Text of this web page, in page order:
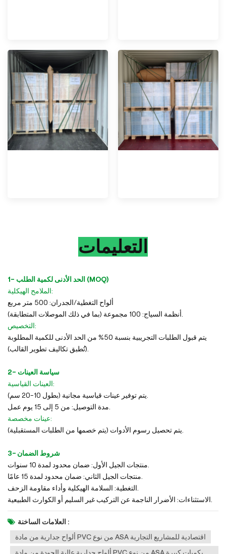
التعليمات
1- الحد الأدنى لكمية الطلب (MOQ)
الملامح الهيكلية:
ألواح التغطية/الجدران: 500 متر مربع
أنظمة السياج: 100 مجموعة (بما في ذلك الموصلات المتطابقة).
التخصيص:
يتم قبول الطلبات التجريبية بنسبة 50% من الحد الأدنى للكمية المطلوبة
(تُطبق تكاليف تطوير القالب).
2- سياسة العينات
العينات القياسية:
يتم توفير عينات قياسية مجانية (بطول 10-20 سم).
مدة التوصيل: من 5 إلى 15 يوم عمل.
عينات مخصصة:
يتم تحصيل رسوم الأدوات (يتم خصمها من الطلبات المستقبلية).
3- شروط الضمان
منتجات الجيل الأول: ضمان محدود لمدة 10 سنوات.
منتجات الجيل الثاني: ضمان محدود لمدة 15 عامًا.
التغطية: السلامة الهيكلية وأداء مقاومة الزحف.
الاستثناءات: الأضرار الناجمة عن التركيب غير السليم أو الكوارث الطبيعية.
العلامات الساخنة :
ألواح جدارية من مادة PVC من نوع ASA اقتصادية للمشاريع التجارية